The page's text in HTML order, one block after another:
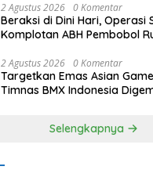
2 Agustus 2026 0 Komentar
Beraksi di Dini Hari, Operasi
Komplotan ABH Pembobol
Blambangan
2 Agustus 2026 0 Komentar
Targetkan Emas Asian
Timnas BMX Indonesia
Selengkapnya